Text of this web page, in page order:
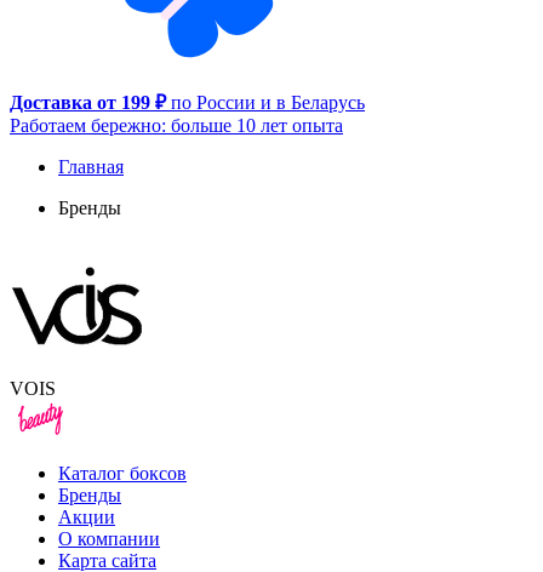
Доставка от 199 ₽по России и в Беларусь
Работаем бережно: больше 10 лет опыта
Главная
Бренды
VOIS
Каталог боксов
Бренды
Акции
О компании
Карта сайта